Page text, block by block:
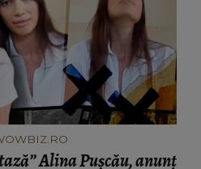
Alina Pușcău, anunț